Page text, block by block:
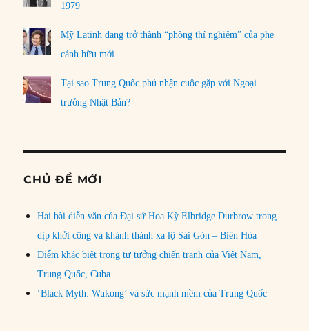
1979
Mỹ Latinh đang trở thành “phòng thí nghiệm” của phe
cánh hữu mới
Tại sao Trung Quốc phủ nhận cuộc gặp với Ngoại
trưởng Nhật Bản?
CHỦ ĐỀ MỚI
Hai bài diễn văn của Đại sứ Hoa Kỳ Elbridge Durbrow trong
dịp khởi công và khánh thành xa lộ Sài Gòn – Biên Hòa
Điểm khác biệt trong tư tưởng chiến tranh của Việt Nam,
Trung Quốc, Cuba
‘Black Myth: Wukong’ và sức mạnh mềm của Trung Quốc